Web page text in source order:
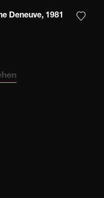
hinzu
Deneuve, 1981